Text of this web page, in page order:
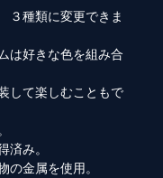
種類に変更できま
は好きな色を組み合
して楽しむこともで
み。
金属を使用。